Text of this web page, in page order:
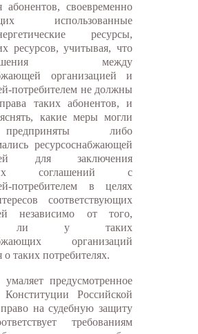
абонентов, своевременно
использованные
ресурсы,
ресурсов, учитывая, что
между
организацией и
потребителем не должны
таких абонентов, и
какие меры могли
либо
ресурсоснабжающей
для заключения
соглашений с
потребителем в целях
соответствующих
независимо от того,
ли у таких
организаций
таких потребителях.
предусмотренное
Российской
на судебную защиту
требованиям